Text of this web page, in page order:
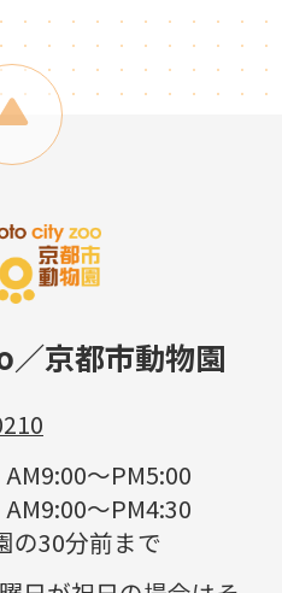
京都市動物園
～PM5:00
～PM4:30
の30分前まで